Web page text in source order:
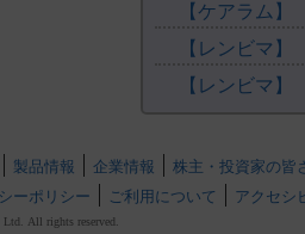
89（LEN1002ISG）
3）【肝細胞癌】
4）【胸腺癌】レ
Q19 ｐ79（
6）【腎細胞癌】
Q13 ｐ72（
【ケアラム
【レンビマ
【レンビマ
製品情報 企業情報 株主・投資家の皆
ーポリシー ご利用について アクセシ
All rights reserved.